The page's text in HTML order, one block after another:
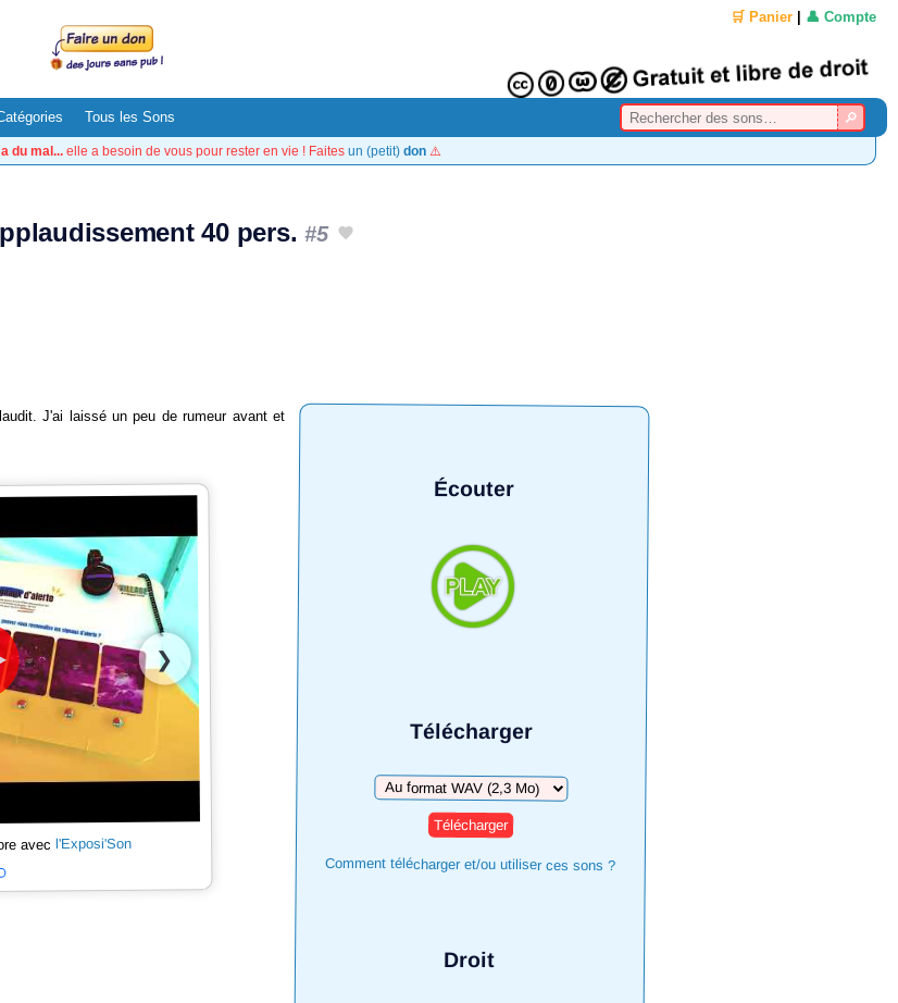
🛒 Panier 👤 Compte
Tous les Sons
du mal... elle a besoin de vous pour rester en vie ! Faites un (petit) don ⚠️
40 pers.#5
Écouter
Télécharger
Télécharger
Comment télécharger et/ou utiliser ces sons ?
Droit
J'ai laissé un peu de rumeur avant et
❯
avecl'Exposi'Son